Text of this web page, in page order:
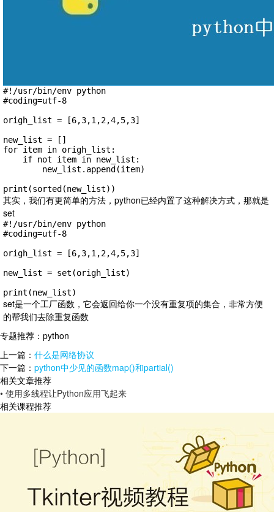
#!/usr/bin/env python
#coding=utf-8
origh_list = [6,3,1,2,4,5,3]
new_list = []
for item in origh_list:
print(sorted(new_list))
其实，我们有更简单的方法，python已经内置了这种解决方式，那就是
set
#!/usr/bin/env python
#coding=utf-8
origh_list = [6,3,1,2,4,5,3]
new_list = set(origh_list)
print(new_list)
set是一个工厂函数，它会返回给你一个没有重复项的集合，非常方便
的帮我们去除重复函数
专题推荐： python
上一篇： 什么是网络协议
下一篇： python中少见的函数map()和partial()
相关文章推荐
• 使用多线程让Python应用飞起来
相关课程推荐